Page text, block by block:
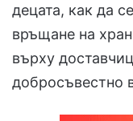
децата, как да
връщане на
върху
добросъвестно